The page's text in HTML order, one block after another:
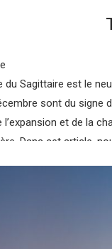
du Sagittaire est le
sont du signe
et de la
Dans cet article,